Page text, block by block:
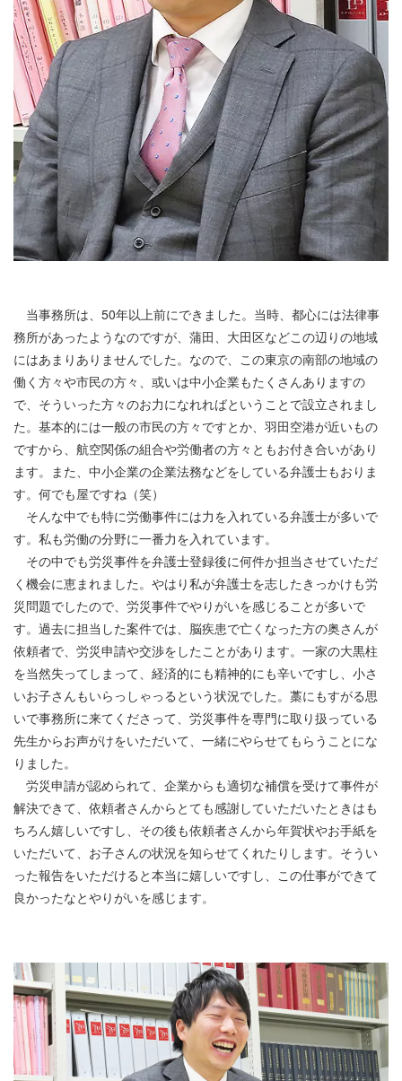
当事務所は、50年以上前にできました。当時、都心には法律事
務所があったようなのですが、蒲田、大田区などこの辺りの地域
にはあまりありませんでした。なので、この東京の南部の地域の
働く方々や市民の方々、或いは中小企業もたくさんありますの
で、そういった方々のお力になれればということで設立されまし
た。基本的には一般の市民の方々ですとか、羽田空港が近いもの
ですから、航空関係の組合や労働者の方々ともお付き合いがあり
ます。また、中小企業の企業法務などをしている弁護士もおりま
す。何でも屋ですね（笑）
そんな中でも特に労働事件には力を入れている弁護士が多いで
す。私も労働の分野に一番力を入れています。
その中でも労災事件を弁護士登録後に何件か担当させていただ
く機会に恵まれました。やはり私が弁護士を志したきっかけも労
災問題でしたので、労災事件でやりがいを感じることが多いで
す。過去に担当した案件では、脳疾患で亡くなった方の奥さんが
依頼者で、労災申請や交渉をしたことがあります。一家の大黒柱
を当然失ってしまって、経済的にも精神的にも辛いですし、小さ
いお子さんもいらっしゃっるという状況でした。藁にもすがる思
いで事務所に来てくださって、労災事件を専門に取り扱っている
先生からお声がけをいただいて、一緒にやらせてもらうことにな
りました。
労災申請が認められて、企業からも適切な補償を受けて事件が
解決できて、依頼者さんからとても感謝していただいたときはも
ちろん嬉しいですし、その後も依頼者さんから年賀状やお手紙を
いただいて、お子さんの状況を知らせてくれたりします。そうい
った報告をいただけると本当に嬉しいですし、この仕事ができて
良かったなとやりがいを感じます。